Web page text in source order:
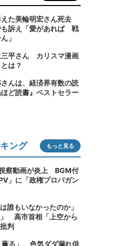
た美輪明宏さん死去
も訴え「愛があれば 戦
」
三平さん カリスマ漫画
は？
んは、経済界有数の読
ど読書』ベストセラー
ング もっと見る
察動画が炎上 BGM付
」に「政権プロパガン
誰もいなかったのか」
」 高市首相「上空から
判
る」、色気ダダ漏れ俳